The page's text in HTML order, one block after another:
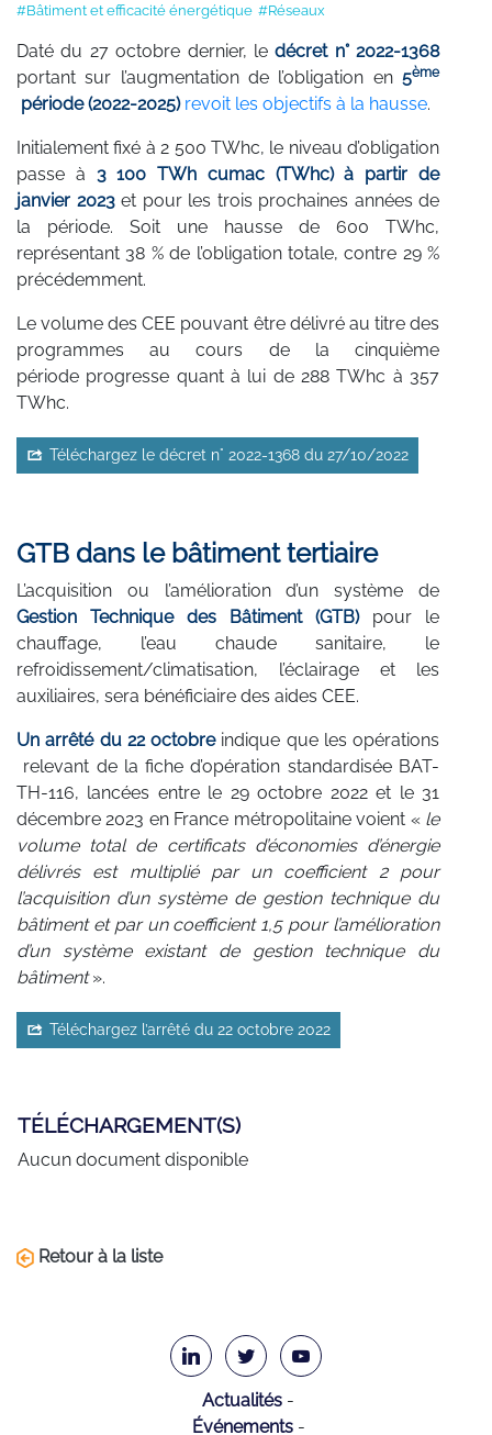
#Bâtiment et efficacité énergétique #Réseaux
Daté du 27 octobre dernier, ledécret n° 2022-1368
portant sur l’augmentation de l’obligation en 5ème
période (2022-2025) revoit les objectifs à la hausse.
Initialement fixé à 2 500 TWhc, le niveau d’obligation
passe à 3 100 TWh cumac (TWhc) à partir de
janvier 2023 et pour les trois prochaines années de
la période. Soit une hausse de 600 TWhc,
représentant 38 % de l’obligation totale, contre 29 %
précédemment.
Le volume des CEE pouvant être délivré au titre des
programmes au cours de la cinquième
période progresse quant à lui de 288 TWhc à 357
TWhc.
Téléchargez le décret n° 2022-1368 du 27/10/2022
GTB dans le bâtiment tertiaire
L’acquisition ou l’amélioration d’un système de
Gestion Technique des Bâtiment (GTB)pour le
chauffage, l’eau chaude sanitaire, le
refroidissement/climatisation, l’éclairage et les
auxiliaires, sera bénéficiaire des aides CEE.
Un arrêté du 22 octobreindique que les opérations
relevant de la fiche d’opération standardisée BAT-
TH-116, lancées entre le 29 octobre 2022 et le 31
décembre 2023 en France métropolitaine voient «le
volume total de certificats d’économies d’énergie
délivrés est multiplié par un coefficient 2 pour
l’acquisition d’un système de gestion technique du
bâtiment et par un coefficient 1,5 pour l’amélioration
d’un système existant de gestion technique du
bâtiment».
Téléchargez l’arrêté du 22 octobre 2022
TÉLÉCHARGEMENT(S)
Aucun document disponible
Retour à la liste
Actualités
Événements